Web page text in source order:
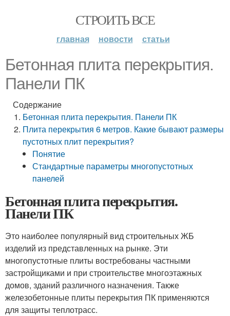
СТРОИТЬ ВСЕ
главная новости статьи
Бетонная плита перекрытия.
Панели ПК
Содержание
Бетонная плита перекрытия. Панели ПК
Плита перекрытия 6 метров. Какие бывают размеры
пустотных плит перекрытия?
Понятие
Стандартные параметры многопустотных
панелей
Бетонная плита перекрытия.
Панели ПК
Это наиболее популярный вид строительных ЖБ
изделий из представленных на рынке. Эти
многопустотные плиты востребованы частными
застройщиками и при строительстве многоэтажных
домов, зданий различного назначения. Также
железобетонные плиты перекрытия ПК применяются
для защиты теплотрасс.